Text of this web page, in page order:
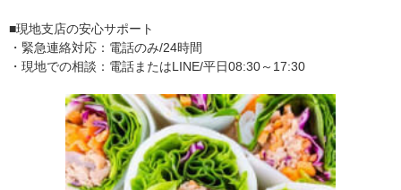
■現地支店の安心サポート
・緊急連絡対応：電話のみ/24時間
・現地での相談：電話またはLINE/平日08:30～17:30